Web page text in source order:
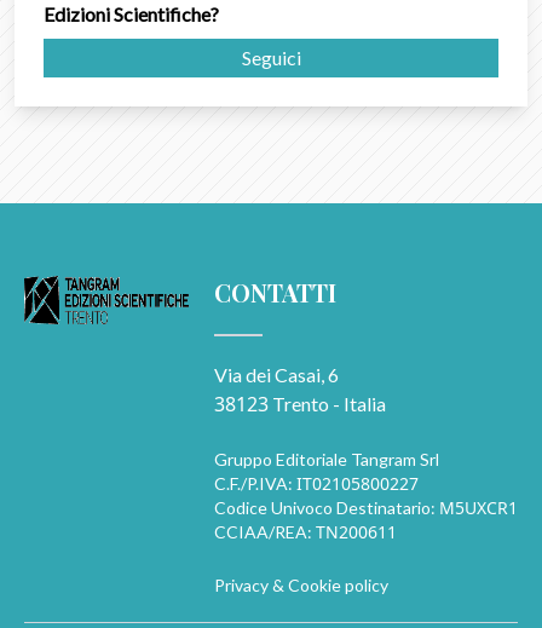
Edizioni Scientifiche?
Seguici
CONTATTI
Via dei Casai, 6
38123 Trento - Italia
Gruppo Editoriale Tangram Srl
C.F./P.IVA: IT02105800227
Codice Univoco Destinatario: M5UXCR1
CCIAA/REA: TN200611
Privacy & Cookie policy